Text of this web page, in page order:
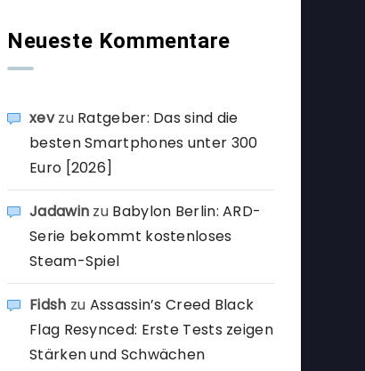
Neueste Kommentare
xevzu Ratgeber: Das sind die
besten Smartphones unter 300
Euro [2026]
Jadawin zu Babylon Berlin: ARD-
Serie bekommt kostenloses
Steam-Spiel
Fidsh zu Assassin’s Creed Black
Flag Resynced: Erste Tests zeigen
Stärken und Schwächen